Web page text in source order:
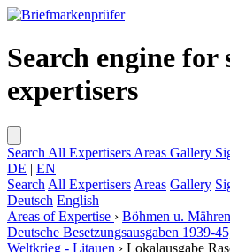
Search engine for
expertisers
Search All Expertisers Areas Gallery
DE | EN
Search All Expertisers Areas Gallery
Deutsch English
Areas of Expertise › Böhmen u.
Deutsche Besetzungsausgaben 1939-
Weltkrieg - Litauen › Lokalausgabe